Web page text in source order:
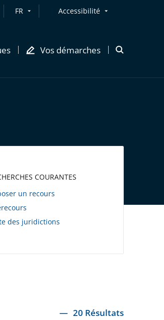
FR Accessibilité
Vos démarches
Ouvrir
COURANTES
un recours
des juridictions
20 Résultats